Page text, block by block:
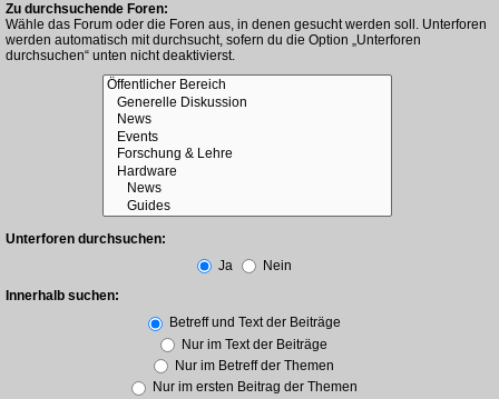
Zu durchsuchende Foren:
Wähle das Forum oder die Foren aus, in denen gesucht werden soll. Unterforen
werden automatisch mit durchsucht, sofern du die Option „Unterforen
durchsuchen“ unten nicht deaktivierst.
Unterforen durchsuchen:
Ja
Nein
Innerhalb suchen:
Betreff und Text der Beiträge
Nur im Text der Beiträge
Nur im Betreff der Themen
Nur im ersten Beitrag der Themen